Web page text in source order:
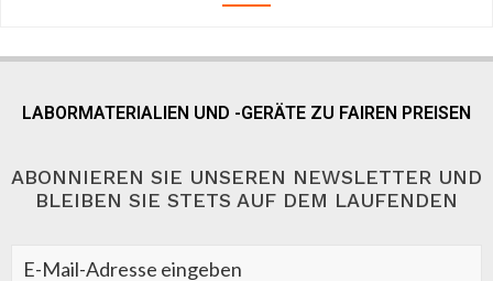
LABORMATERIALIEN UND -GERÄTE ZU FAIREN PREISEN
ABONNIEREN SIE UNSEREN NEWSLETTER UND
BLEIBEN SIE STETS AUF DEM LAUFENDEN